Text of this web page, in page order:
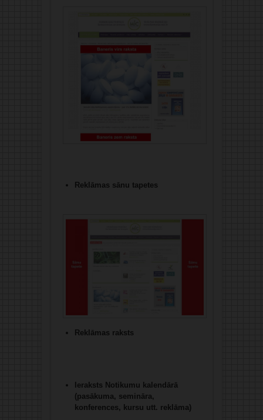
Reklāmas sānu tapetes
Reklāmas raksts
Ieraksts Notikumu kalendārā
(pasākuma, semināra,
konferences, kursu utt. reklāma)